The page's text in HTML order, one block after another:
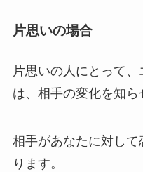
片思いの場合
片思いの人にとって、
は、相手の変化を知ら
相手があなたに対し
ります。